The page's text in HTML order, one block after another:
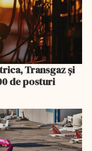
Transgaz și
de posturi